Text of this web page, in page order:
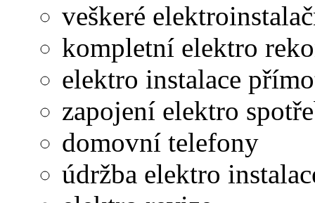
veškeré
kompletní elektro
elektro instalace
zapojení elektro
domovní telefony
údržba elektro